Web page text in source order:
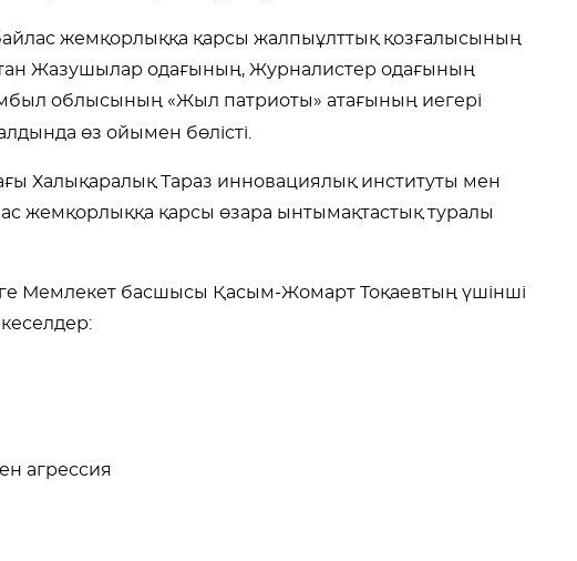
жемқорлыққа қарсы жалпыұлттық қозғалысының
Жазушылар одағының, Журналистер одағының
облысының «Жыл патриоты» атағының иегері
өз ойымен бөлісті
Халықаралық Тараз инновациялық институты мен
жемқорлыққа қарсы өзара ынтымақтастық туралы
Мемлекет басшысы Қасым-Жомарт Тоқаевтың үшінші
кеселдер:
агрессия